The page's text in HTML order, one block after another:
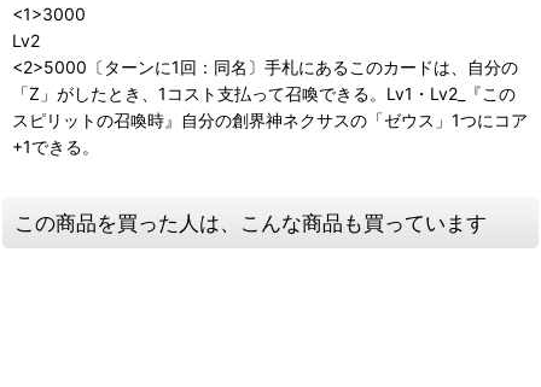
<1>3000
Lv2
<2>5000〔ターンに1回：同名〕手札にあるこのカードは、自分の
「Z」がしたとき、1コスト支払って召喚できる。Lv1・Lv2_『この
スピリットの召喚時』自分の創界神ネクサスの「ゼウス」1つにコア
+1できる。
この商品を買った人は、こんな商品も買っています